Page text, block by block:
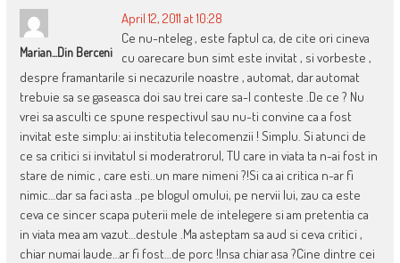
Marian...din Berceni
April 12, 2011 at 10:28
Ce nu-nteleg , este faptul ca, de cite ori cineva
cu oarecare bun simt este invitat , si vorbeste ,
despre framantarile si necazurile noastre , automat, dar automat
trebuie sa se gaseasca doi sau trei care sa-l conteste .De ce ? Nu
vrei sa asculti ce spune respectivul sau nu-ti convine ca a fost
invitat este simplu: ai institutia telecomenzii ! Simplu. Si atunci de
ce sa critici si invitatul si moderatrorul, TU care in viata ta n-ai fost in
stare de nimic , care esti..un mare nimeni ?!Si ca ai critica n-ar fi
nimic…dar sa faci asta ..pe blogul omului, pe nervii lui, zau ca este
ceva ce sincer scapa puterii mele de intelegere si am pretentia ca
in viata mea am vazut…destule .Ma asteptam sa aud si ceva critici ,
chiar numai laude…ar fi fost…de porc !Insa chiar asa ?Cine dintre cei